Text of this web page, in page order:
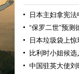
日本主妇拿宪
“保罗二世”预测
日本垃圾袋上惊
比利时小姐候
中国驻英大使